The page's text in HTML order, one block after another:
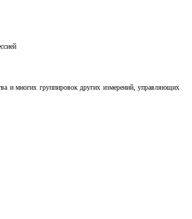
и многих группировок других измерений, управляющих